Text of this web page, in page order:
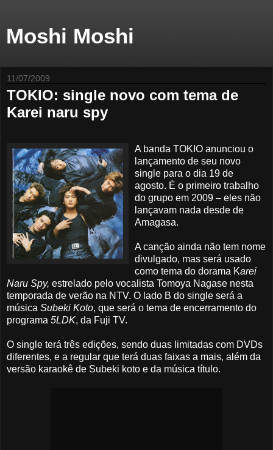
Moshi Moshi
11/07/2009
TOKIO: single novo com tema de
Karei naru spy
A banda TOKIO anunciou o
lançamento de seu novo
single para o dia 19 de
agosto. É o primeiro trabalho
do grupo em 2009 – eles não
lançavam nada desde de
Amagasa.
A canção ainda não tem nome
divulgado, mas será usado
como tema do dorama Karei
Naru Spy, estrelado pelo vocalista Tomoya Nagase nesta
temporada de verão na NTV. O lado B do single será a
música Subeki Koto, que será o tema de encerramento do
programa 5LDK, da Fuji TV.
O single terá três edições, sendo duas limitadas com DVDs
diferentes, e a regular que terá duas faixas a mais, além da
versão karaokê de Subeki koto e da música título.